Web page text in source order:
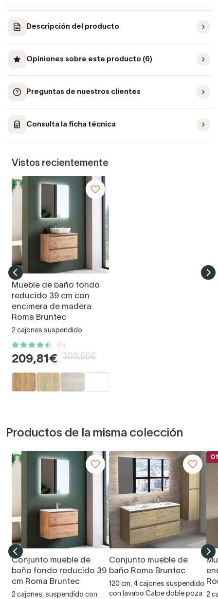
Descripción del producto
Opiniones sobre este producto (6)
Preguntas de nuestros clientes
Consulta la ficha técnica
Vistos recientemente
Mueble de baño fondo
reducido 39 cm con
encimera de madera
Roma Bruntec
2 cajones suspendido
(6)
209,81€ 308,55€
Productos de la misma colección
Conjunto mueble de
baño fondo reducido 39
cm Roma Bruntec
2 cajones, suspendido con
Conjunto mueble de
baño Roma Bruntec
120 cm, 4 cajones suspendido
con lavabo Calpe doble poza
2